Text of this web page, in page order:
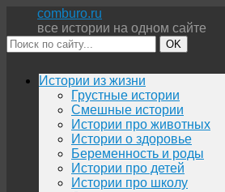
comburo.ru
все истории на одном сайте
OK
Перейти
содержимому
Истории из жизни
Грустные истории
Смешные истории
Истории про животных
Истории о здоровье
Беременность и роды
Истории про детей
Истории про школу